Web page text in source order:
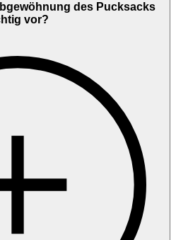
des Pucksacks
vor?